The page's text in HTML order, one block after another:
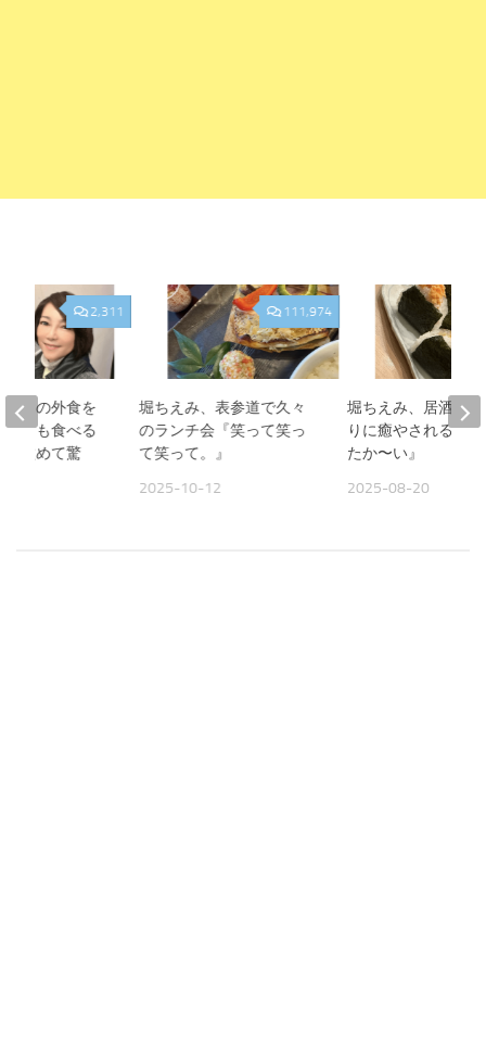
111,974
堀ちえみ、表参道で久々
のランチ会『笑って笑っ
て笑って。』
2025-10-12
堀ちえみ、居酒屋
りに癒やされる夜
たか〜い』
2025-08-20
2,311
夫との外食を
よりも食べる
て改めて驚